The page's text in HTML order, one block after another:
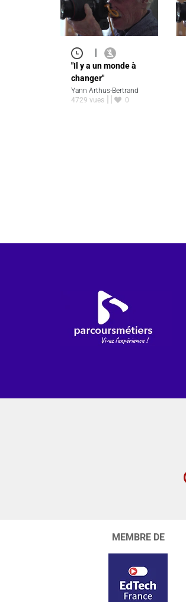
"Il y a un monde à
changer"
Yann Arthus-Bertrand
4729 vues
0
MEMBRE DE